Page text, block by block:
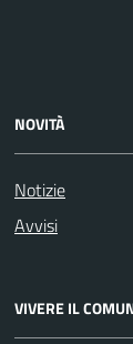
NOVITÀ
Notizie
Avvisi
VIVERE IL